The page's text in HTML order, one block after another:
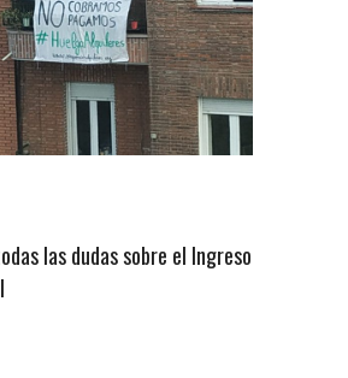
las dudas sobre el Ingreso